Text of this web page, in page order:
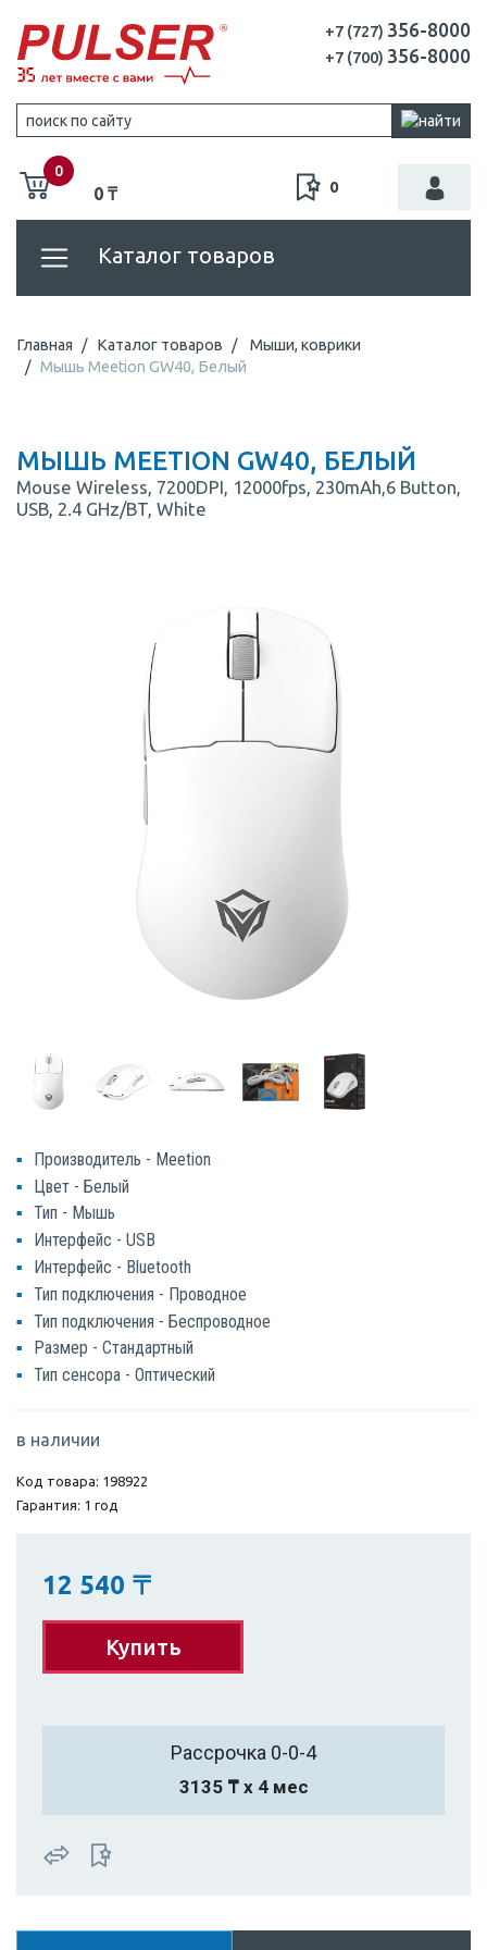
+7 (727) 356-8000
+7 (700) 356-8000
0
0 ₸ 0
Каталог товаров
Главная Каталог товаров
Мыши, коврики
Мышь Meetion GW40, Белый
МЫШЬ MEETION GW40, БЕЛЫЙ
Mouse Wireless, 7200DPI, 12000fps, 230mAh,6 Button,
USB, 2.4 GHz/BT, White
Производитель - Meetion
Цвет - Белый
Тип - Мышь
Интерфейс - USB
Интерфейс - Bluetooth
Тип подключения - Проводное
Тип подключения - Беспроводное
Размер - Стандартный
Тип сенсора - Оптический
в наличии
Код товара: 198922
Гарантия: 1 год
12 540 〒
Купить
Рассрочка 0-0-4
3135 ₸ х 4 мес